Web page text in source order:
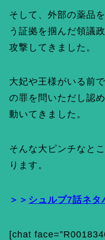
そして、外部の薬品
う証拠を掴んだ領議
攻撃してきました。
大妃や王様がいる前
の罪を問いただし認
動いてきました。
そんな大ピンチなと
ります。
＞＞ シュルプ7話ネタ
[chat